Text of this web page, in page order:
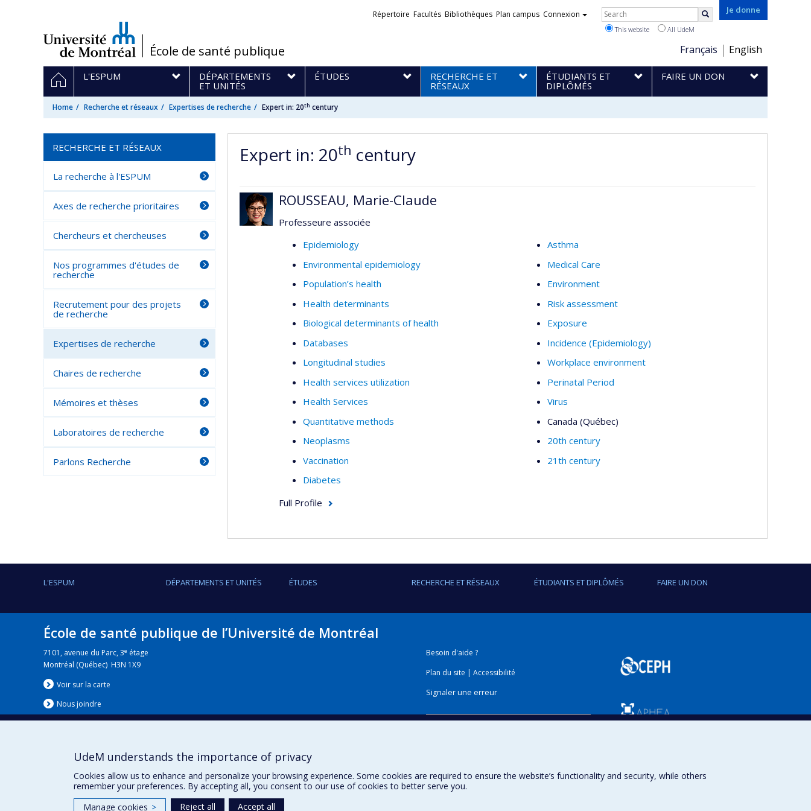
/École de santé publique
Je donne
Choix
de
la
langue
Français English
Liens
Répertoire Facultés Bibliothèques Plan campus Connexion Rechercher
This website All UdeM
Navigation
principale
HOMEL'ESPUM
DÉPARTEMENTS
ET UNITÉS
ÉTUDES
RECHERCHE ET
RÉSEAUX
ÉTUDIANTS ET
DIPLÔMÉS
FAIRE UN DON
Home Recherche et réseaux Expertises de recherche Expert in: 20th century
Expert in: 20th century
ROUSSEAU, Marie-Claude
Professeure associée
Epidemiology
Environmental epidemiology
Population’s health
Health determinants
Biological determinants of health
Databases
Longitudinal studies
Health services utilization
Health Services
Quantitative methods
Neoplasms
Vaccination
Diabetes
Asthma
Medical Care
Environment
Risk assessment
Exposure
Incidence (Epidemiology)
Workplace environment
Perinatal Period
Virus
Canada (Québec)
20th century
21th century
Full Profile
RECHERCHE ET RÉSEAUX
La recherche à l'ESPUM
Axes de recherche prioritaires
Chercheurs et chercheuses
Nos programmes d'études de
recherche
Recrutement pour des projets
de recherche
Expertises de recherche
Chaires de recherche
Mémoires et thèses
Laboratoires de recherche
Parlons Recherche
L'ESPUM DÉPARTEMENTS ET UNITÉS ÉTUDES RECHERCHE ET RÉSEAUX ÉTUDIANTS ET DIPLÔMÉS FAIRE UN DON
École de santé publique de l’Université de Montréal
7101, avenue du Parc, 3e étage
Montréal (Québec) H3N 1X9
Voir sur la carte
Nous joindre
Nouvelles|Événement
Besoin d'aide ?
Plan du site |Accessibilité
Signaler une erreur
UdeM understands the importance of privacy
Cookies allow us to enhance and personalize your browsing experience. Some cookies are required to ensure the website’s functionality and security, while others
remember your preferences. By accepting all, you consent to our use of cookies to better serve you.
Manage cookies > Reject all Accept all